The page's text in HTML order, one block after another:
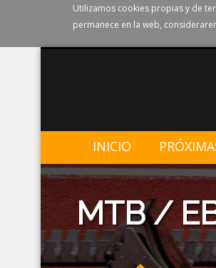
Utilizamos cookies propias y de
permanece en la web,
INICIO
MTB /